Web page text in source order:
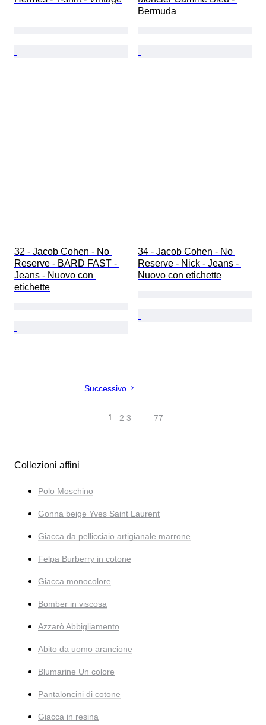
Bermuda
32 - Jacob Cohen - No
Reserve - BARD FAST -
Jeans - Nuovo con
etichette
34 - Jacob Cohen - No
Reserve - Nick - Jeans -
Nuovo con etichette
Successivo
1 2 3 … 77
Collezioni affini
Polo Moschino
Gonna beige Yves Saint Laurent
Giacca da pellicciaio artigianale marrone
Felpa Burberry in cotone
Giacca monocolore
Bomber in viscosa
Azzarò Abbigliamento
Abito da uomo arancione
Blumarine Un colore
Pantaloncini di cotone
Giacca in resina